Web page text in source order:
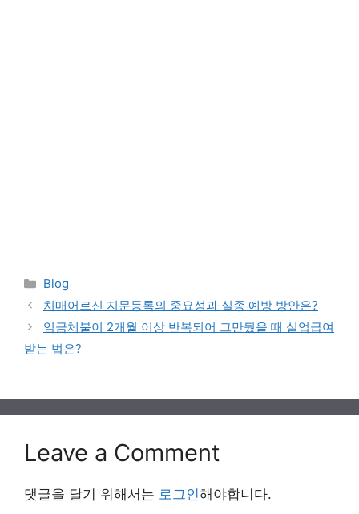
Categories
Blog
치매어르신 지문등록의 중요성과 실종 예방 방안은?
임금체불이 2개월 이상 반복되어 그만뒀을 때 실업급여
받는 법은?
Leave a Comment
댓글을 달기 위해서는 로그인해야합니다.